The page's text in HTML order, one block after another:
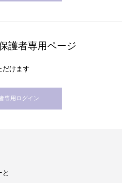
護者専用ページ
だけます
専用ログイン